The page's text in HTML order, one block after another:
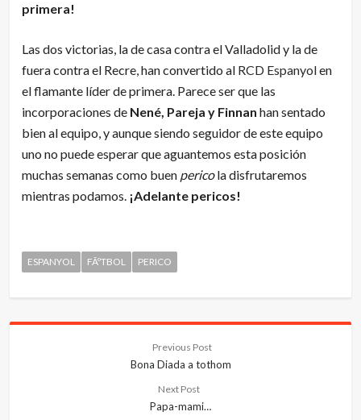
primera!
Las dos victorias, la de casa contra el Valladolid y la de
fuera contra el Recre, han convertido al RCD Espanyolen
el flamante líder de primera. Parece ser que las
incorporaciones de Nené, Pareja y Finnan han sentado
bien al equipo, y aunque siendo seguidor de este equipo
uno no puede esperar que aguantemos esta posición
muchas semanas como buen pericola disfrutaremos
mientras podamos. ¡Adelante pericos!
ESPANYOL FÃºTBOL PERICO
Previous Post
Bona Diada a tothom
Next Post
Papa-mami…